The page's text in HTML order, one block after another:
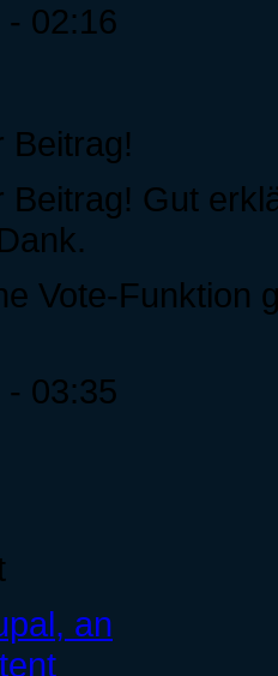
- 02:16
Beitrag!
Beitrag! Gut
Vote-Funktion
- 03:35